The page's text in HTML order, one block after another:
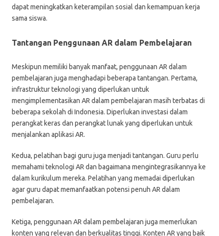
dapat meningkatkan keterampilan sosial dan kemampuan kerja
sama siswa.
Tantangan Penggunaan AR dalam Pembelajaran
Meskipun memiliki banyak manfaat, penggunaan AR dalam
pembelajaran juga menghadapi beberapa tantangan. Pertama,
infrastruktur teknologi yang diperlukan untuk
mengimplementasikan AR dalam pembelajaran masih terbatas di
beberapa sekolah di Indonesia. Diperlukan investasi dalam
perangkat keras dan perangkat lunak yang diperlukan untuk
menjalankan aplikasi AR.
Kedua, pelatihan bagi guru juga menjadi tantangan. Guru perlu
memahami teknologi AR dan bagaimana mengintegrasikannya ke
dalam kurikulum mereka. Pelatihan yang memadai diperlukan
agar guru dapat memanfaatkan potensi penuh AR dalam
pembelajaran.
Ketiga, penggunaan AR dalam pembelajaran juga memerlukan
konten yang relevan dan berkualitas tinggi. Konten AR yang baik